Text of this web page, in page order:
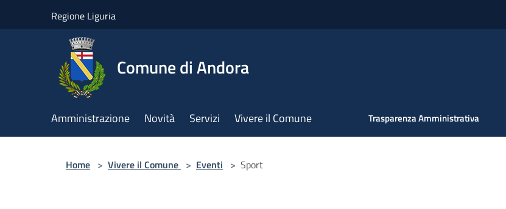
Regione Liguria
Comune di Andora
Amministrazione Novità Servizi Vivere il Comune Trasparenza Amministrativa
Home > Vivere il Comune > Eventi > Sport